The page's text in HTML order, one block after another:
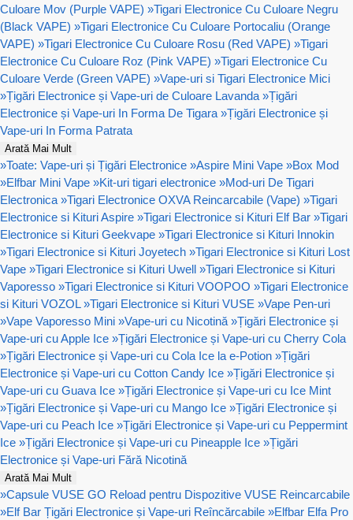
Culoare Mov (Purple VAPE) »Tigari Electronice Cu Culoare Negru
(Black VAPE) »Tigari Electronice Cu Culoare Portocaliu (Orange
VAPE) »Tigari Electronice Cu Culoare Rosu (Red VAPE) »Tigari
Electronice Cu Culoare Roz (Pink VAPE) »Tigari Electronice Cu
Culoare Verde (Green VAPE) »Vape-uri si Tigari Electronice Mici
»Țigări Electronice și Vape-uri de Culoare Lavanda »Țigări
Electronice și Vape-uri In Forma De Tigara »Țigări Electronice și
Vape-uri In Forma Patrata
Arată Mai Mult
»Toate: Vape-uri și Țigări Electronice »Aspire Mini Vape »Box Mod
»Elfbar Mini Vape »Kit-uri tigari electronice »Mod-uri De Tigari
Electronica »Tigari Electronice OXVA Reincarcabile (Vape) »Tigari
Electronice si Kituri Aspire »Tigari Electronice si Kituri Elf Bar »Tigari
Electronice si Kituri Geekvape »Tigari Electronice si Kituri Innokin
»Tigari Electronice si Kituri Joyetech »Tigari Electronice si Kituri Lost
Vape »Tigari Electronice si Kituri Uwell »Tigari Electronice si Kituri
Vaporesso »Tigari Electronice si Kituri VOOPOO »Tigari Electronice
si Kituri VOZOL »Tigari Electronice si Kituri VUSE »Vape Pen-uri
»Vape Vaporesso Mini »Vape-uri cu Nicotină »Țigări Electronice și
Vape-uri cu Apple Ice »Țigări Electronice și Vape-uri cu Cherry Cola
»Țigări Electronice și Vape-uri cu Cola Ice la e-Potion »Țigări
Electronice și Vape-uri cu Cotton Candy Ice »Țigări Electronice și
Vape-uri cu Guava Ice »Țigări Electronice și Vape-uri cu Ice Mint
»Țigări Electronice și Vape-uri cu Mango Ice »Țigări Electronice și
Vape-uri cu Peach Ice »Țigări Electronice și Vape-uri cu Peppermint
Ice »Țigări Electronice și Vape-uri cu Pineapple Ice »Țigări
Electronice și Vape-uri Fără Nicotină
Arată Mai Mult
»Capsule VUSE GO Reload pentru Dispozitive VUSE Reincarcabile
»Elf Bar Țigări Electronice și Vape-uri Reîncărcabile »Elfbar Elfa Pro